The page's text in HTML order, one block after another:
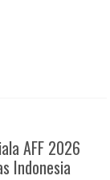
AFF 2026
Indonesia